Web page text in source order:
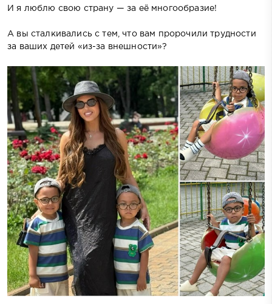
И я люблю свою страну — за её многообразие!
А вы сталкивались с тем, что вам пророчили трудности
за ваших детей «из-за внешности»?